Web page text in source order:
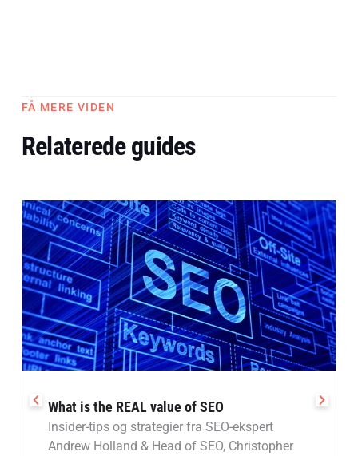
FÅ MERE VIDEN
Relaterede guides
What is the REAL value of SEO
Insider-tips og strategier fra SEO-ekspert
Andrew Holland & Head of SEO, Christopher